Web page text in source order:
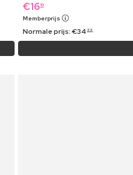
€1619
Memberprijs
Normale prijs:€34 99